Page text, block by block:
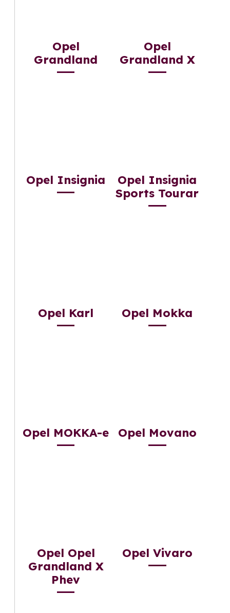
Opel
Grandland
Opel
Grandland X
Opel Insignia
Opel Insignia
Sports Tourar
Opel Karl Opel Mokka
Opel MOKKA-e Opel Movano
Opel Opel
Grandland X
Phev
Opel Vivaro